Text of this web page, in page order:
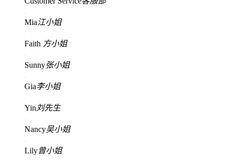
Mia江小姐
Faith 方小姐
Sunny张小姐
Gia李小姐
Yin 刘先生
Nancy吴小姐
Lily曾小姐